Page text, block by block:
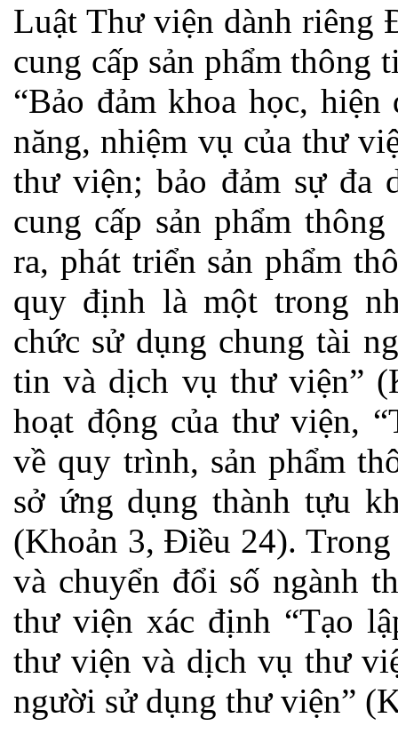
Luật Thư viện dành riêng
cung cấp sản phẩm
“Bảo đảm khoa học,
năng, nhiệm vụ của thư
thư viện; bảo đảm sự đa
cung cấp sản phẩm
ra, phát triển sản phẩm
quy định là một trong
chức sử dụng chung tài
tin và dịch vụ thư viện”
hoạt động của thư viện,
về quy trình, sản phẩm
sở ứng dụng thành tựu
(Khoản 3, Điều 24).
và chuyển đổi số ngành
thư viện xác định “Tạo
thư viện và dịch vụ thư
người sử dụng thư viện”